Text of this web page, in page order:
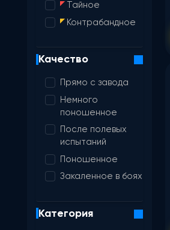
Тайное
Контрабандное
Качество
Прямо с завода
Немного
поношенное
После полевых
испытаний
Поношенное
Закаленное в боях
Категория